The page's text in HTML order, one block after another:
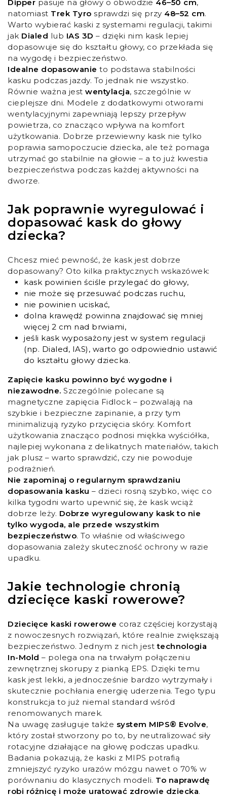
Dipper pasuje na głowy o obwodzie 46–50 cm,
natomiast Trek Tyro sprawdzi się przy 48–52 cm.
Warto wybierać kaski z systemami regulacji, takimi
jak Dialed lub IAS 3D – dzięki nim kask lepiej
dopasowuje się do kształtu głowy, co przekłada się
na wygodę i bezpieczeństwo.
Idealne dopasowanie to podstawa stabilności
kasku podczas jazdy. To jednak nie wszystko.
Równie ważna jest wentylacja, szczególnie w
cieplejsze dni. Modele z dodatkowymi otworami
wentylacyjnymi zapewniają lepszy przepływ
powietrza, co znacząco wpływa na komfort
użytkowania. Dobrze przewiewny kask nie tylko
poprawia samopoczucie dziecka, ale też pomaga
utrzymać go stabilnie na głowie – a to już kwestia
bezpieczeństwa podczas każdej aktywności na
dworze.
Jak poprawnie wyregulować i
dopasować kask do głowy
dziecka?
Chcesz mieć pewność, że kask jest dobrze
dopasowany? Oto kilka praktycznych wskazówek:
kask powinien ściśle przylegać do głowy,
nie może się przesuwać podczas ruchu,
nie powinien uciskać,
dolna krawędź powinna znajdować się mniej
więcej 2 cm nad brwiami,
jeśli kask wyposażony jest w system regulacji
(np. Dialed, IAS), warto go odpowiednio ustawić
do kształtu głowy dziecka.
Zapięcie kasku powinno być wygodne i
niezawodne. Szczególnie polecane są
magnetyczne zapięcia Fidlock – pozwalają na
szybkie i bezpieczne zapinanie, a przy tym
minimalizują ryzyko przycięcia skóry. Komfort
użytkowania znacząco podnosi miękka wyściółka,
najlepiej wykonana z delikatnych materiałów, takich
jak plusz – warto sprawdzić, czy nie powoduje
podrażnień.
Nie zapominaj o regularnym sprawdzaniu
dopasowania kasku – dzieci rosną szybko, więc co
kilka tygodni warto upewnić się, że kask wciąż
dobrze leży. Dobrze wyregulowany kask to nie
tylko wygoda, ale przede wszystkim
bezpieczeństwo. To właśnie od właściwego
dopasowania zależy skuteczność ochrony w razie
upadku.
Jakie technologie chronią
dziecięce kaski rowerowe?
Dziecięce kaski rowerowe coraz częściej korzystają
z nowoczesnych rozwiązań, które realnie zwiększają
bezpieczeństwo. Jednym z nich jesttechnologia
In-Mold – polega ona na trwałym połączeniu
zewnętrznej skorupy z pianką EPS. Dzięki temu
kask jest lekki, a jednocześnie bardzo wytrzymały i
skutecznie pochłania energię uderzenia. Tego typu
konstrukcja to już niemal standard wśród
renomowanych marek.
Na uwagę zasługuje także system MIPS® Evolve,
który został stworzony po to, by neutralizować siły
rotacyjne działające na głowę podczas upadku.
Badania pokazują, że kaski z MIPS potrafią
zmniejszyć ryzyko urazów mózgu nawet o 70% w
porównaniu do klasycznych modeli. To naprawdę
robi różnicę i może uratować zdrowie dziecka.